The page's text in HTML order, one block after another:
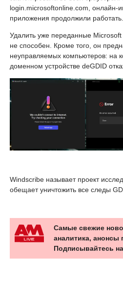
login.microsoftonline.com, онлайн-
приложения продолжили работать.
Удалить уже переданные
не способен. Кроме того, он
неуправляемых компьютеров: на
доменном устройстве deGDID
Windscribe называет проект
обещает уничтожить все следы
Самые свежие
аналитика, анонсы
Подписывайтесь